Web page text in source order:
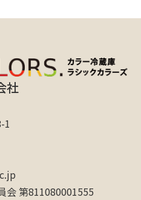
社
1
会 第811080001555